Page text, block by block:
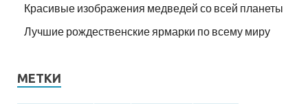
Красивые изображения медведей со всей планеты
Лучшие рождественские ярмарки по всему миру
МЕТКИ